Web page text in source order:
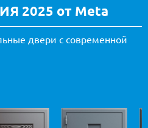
2025 от Meta
двери с современной